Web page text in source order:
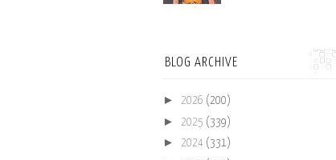
BLOG ARCHIVE
► 2026 (200)
► 2025 (339)
► 2024 (331)